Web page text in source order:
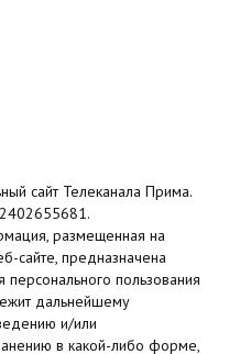
сайт Телеканала Прима.
размещенная на
сайте, предназначена
персонального пользования
дальнейшему
и/или
в какой-либо форме,